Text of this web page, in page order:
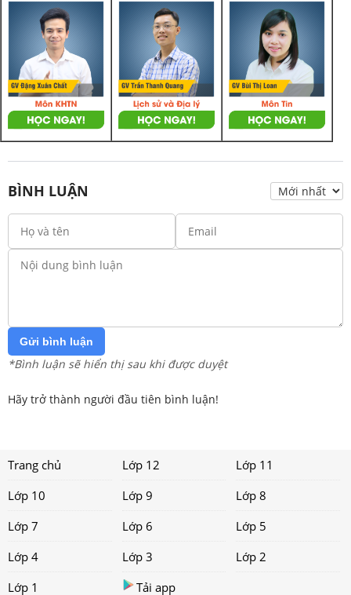
BÌNH LUẬN
Gửi bình luận
*Bình luận sẽ hiển thị sau khi được duyệt
Hãy trở thành người đầu tiên bình luận!
Trang chủ Lớp 12
Lớp 11
Lớp 10
Lớp 9
Lớp 8
Lớp 7
Lớp 6
Lớp 5
Lớp 4
Lớp 3
Lớp 2
Lớp 1
Tải app